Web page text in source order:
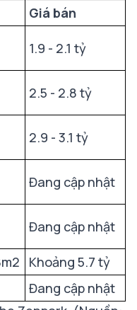
Giá bán
1.9 - 2.1 tỷ
2.5 - 2.8 tỷ
2.9 - 3.1 tỷ
Đang cập nhật
Đang cập nhật
Khoảng 5.7 tỷ
Đang cập nhật